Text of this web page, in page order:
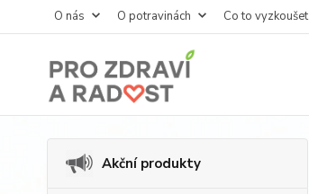
O nás O potravinách Co to vyzkoušet
Akční produkty